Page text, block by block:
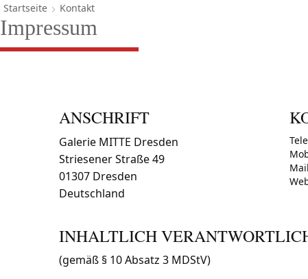
Startseite Kontakt
Impressum
ANSCHRIFT
Galerie MITTE Dresden
Striesener Straße 49
01307 Dresden
Deutschland
INHALTLICH
(gemäß § 10 Absatz 3 MDStV)